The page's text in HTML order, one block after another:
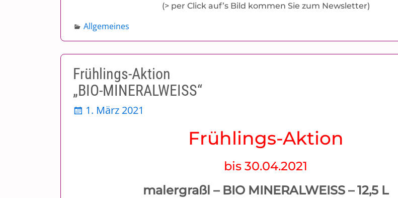
(> per Click auf’s Bild kommen Sie zum Newsletter)
Allgemeines
Frühlings-Aktion
„BIO-MINERALWEISS“
1. März 2021
Frühlings-Aktion
bis 30.04.2021
malergraßl – BIO MINERALWEISS – 12,5 L